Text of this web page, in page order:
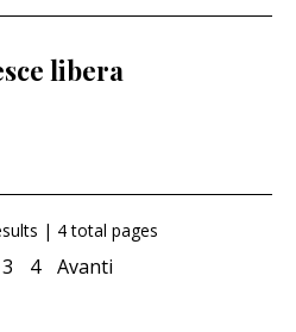
libera
| 4 total pages
3 4 Avanti